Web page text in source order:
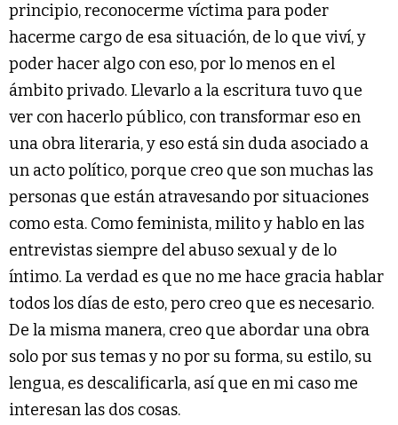
principio, reconocerme víctima para poder
hacerme cargo de esa situación, de lo que viví, y
poder hacer algo con eso, por lo menos en el
ámbito privado. Llevarlo a la escritura tuvo que
ver con hacerlo público, con transformar eso en
una obra literaria, y eso está sin duda asociado a
un acto político, porque creo que son muchas las
personas que están atravesando por situaciones
como esta. Como feminista, milito y hablo en las
entrevistas siempre del abuso sexual y de lo
íntimo. La verdad es que no me hace gracia hablar
todos los días de esto, pero creo que es necesario.
De la misma manera, creo que abordar una obra
solo por sus temas y no por su forma, su estilo, su
lengua, es descalificarla, así que en mi caso me
interesan las dos cosas.